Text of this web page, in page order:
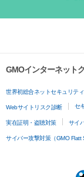
GMOインターネット
世界初総合ネットセキュリテ
Webサイトリスク診断 セ
実在証明・盗聴対策 サイ
サイバー攻撃対策（GMO Flatt